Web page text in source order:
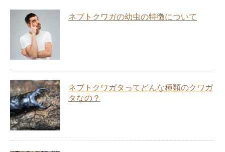
ネブトクワガの幼虫の特徴について
ネブトクワガタってどんな種類のクワガ
タなの？